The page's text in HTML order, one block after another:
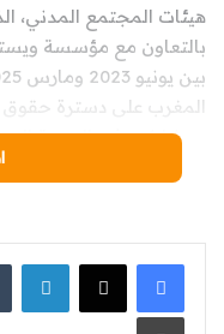
هيئات المجتمع المدني،
بالتعاون مع مؤسسة
المغرب على دسترة حقوق
ومشاركته في التنمية
والسياسية وتيسير
وتابع “بالنظر إلى
أبنتم عنه وأنتم
لينكدإن